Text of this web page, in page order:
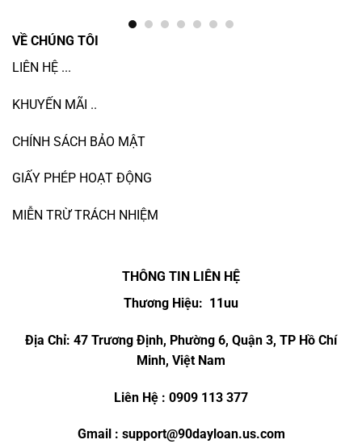
VỀ CHÚNG TÔI
LIÊN HỆ ...
KHUYẾN MÃI ..
CHÍNH SÁCH BẢO MẬT
GIẤY PHÉP HOẠT ĐỘNG
MIỄN TRỪ TRÁCH NHIỆM
THÔNG TIN LIÊN HỆ
Thương Hiệu: 11uu
Địa Chỉ: 47 Trương Định, Phường 6, Quận 3, TP Hồ Chí
Minh, Việt Nam
Liên Hệ : 0909 113 377
Gmail : support@90dayloan.us.com